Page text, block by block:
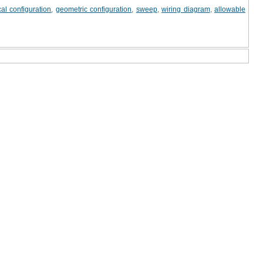
configuration geometric configuration sweep,wiring diagram,allowable